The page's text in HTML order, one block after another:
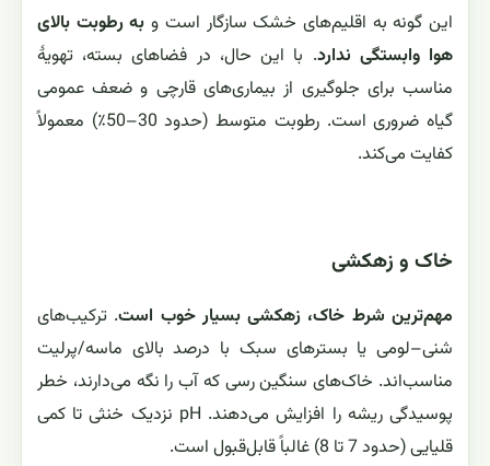
این گونه به اقلیم‌های خشک سازگار است و به رطوبت بالای
هوا وابستگی ندارد. با این حال، در فضاهای بسته، تهویهٔ
مناسب برای جلوگیری از بیماری‌های قارچی و ضعف عمومی
گیاه ضروری است. رطوبت متوسط (حدود 30–50٪) معمولاً
کفایت می‌کند.
خاک و زهکشی
مهم‌ترین شرط خاک، زهکشی بسیار خوب است. ترکیب‌های
شنی–لومی یا بسترهای سبک با درصد بالای ماسه/پرلیت
مناسب‌اند. خاک‌های سنگین رسی که آب را نگه می‌دارند، خطر
پوسیدگی ریشه را افزایش می‌دهند. pH نزدیک خنثی تا کمی
قلیایی (حدود 7 تا 8) غالباً قابل‌قبول است.